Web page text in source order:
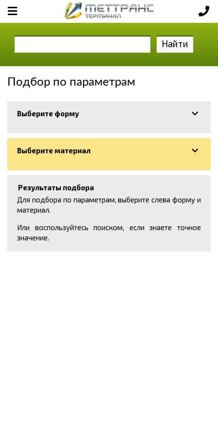
Найти
Подбор по параметрам
Выберите форму
Выберите материал
Результаты подбора
Для подбора по параметрам, выберите слева форму и
материал.
Или воспользуйтесь поиском, если знаете точное
значение.